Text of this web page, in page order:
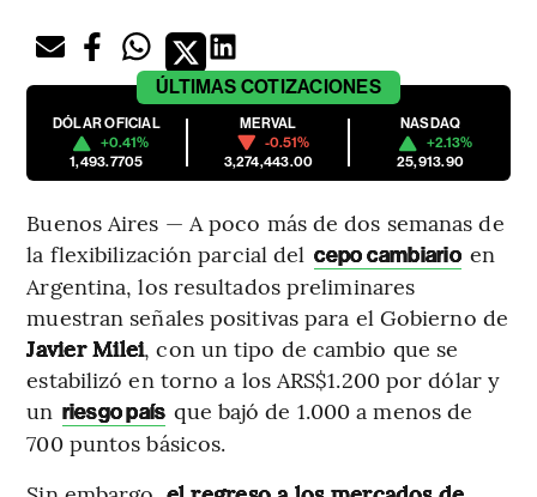
ÚLTIMAS COTIZACIONES
DÓLAR OFICIAL
+0.41%
1,493.7705
MERVAL
-0.51%
3,274,443.00
NASDAQ
+2.13%
25,913.90
Buenos Aires — A poco más de dos semanas de
la flexibilización parcial del cepo cambiario en
Argentina, los resultados preliminares
muestran señales positivas para el Gobierno de
Javier Milei, con un tipo de cambio que se
estabilizó en torno a los ARS$1.200 por dólar y
un riesgo país que bajó de 1.000 a menos de
700 puntos básicos.